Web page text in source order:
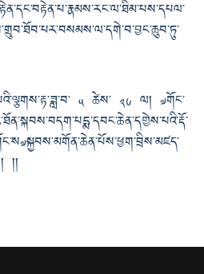
༥ ཚེས་ ༢༦ ལ། ༧གོང་